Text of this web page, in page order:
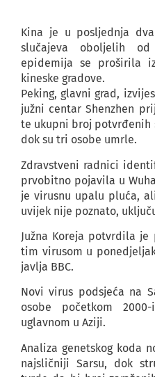
Kina je u posljednja
slučajeva oboljelih
epidemija se proširila
kineske gradove.
Peking, glavni grad,
južni centar Shenzhen
te ukupni broj potvrđenih
dok su tri osobe umrle.
Zdravstveni radnici
prvobitno pojavila u
je virusnu upalu pluća,
uvijek nije poznato,
Južna Koreja potvrdila je
tim virusom u
javlja BBC.
Novi virus podsjeća na
osobe početkom
uglavnom u Aziji.
Analiza genetskog koda
najsličniji Sarsu, dok